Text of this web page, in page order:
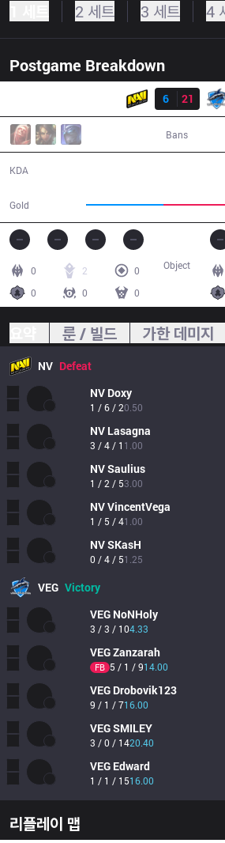
2 세트 3 세트 4
Postgame Breakdown
6
21
Bans
KDA
Gold
0 2
0
0
0 0
Object
룬 / 빌드 가한 데미지
NV Defeat
NV Doxy
1 / 6 / 20.50
NV Lasagna
3 / 4 / 1 1.00
NVSaulius
1 / 2 / 53.00
NVVincentVega
1 / 5 / 41.00
NVSKasH
0 / 4 / 51.25
VEG Victory
VEG NoNHoly
3 / 3 / 104.33
VEGZanzarah
FB 5 / 1 / 914.00
VEG Drobovik123
9 / 1 / 716.00
VEGSMILEY
3 / 0 / 1420.40
VEG Edward
1 / 1 / 1516.00
리플레이 맵